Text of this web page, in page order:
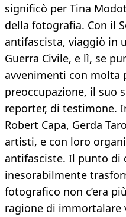
significò per Tina
della fotografia. Con il
antifascista, viaggiò in
Guerra Civile, e lì, se
avvenimenti con molta
preoccupazione, il suo
reporter, di testimone.
Robert Capa, Gerda
artisti, e con loro
antifasciste. Il punto di
inesorabilmente
fotografico non c’era
ragione di immortalare